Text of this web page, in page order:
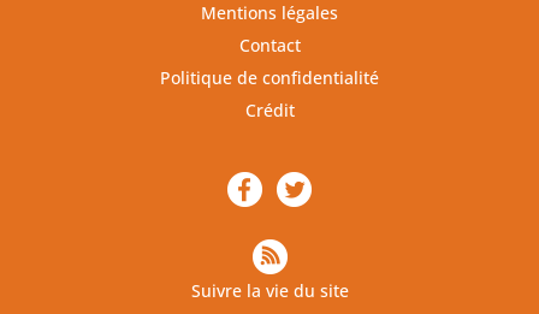
Mentions légales
Contact
Politique de confidentialité
Crédit
Suivre la vie du site